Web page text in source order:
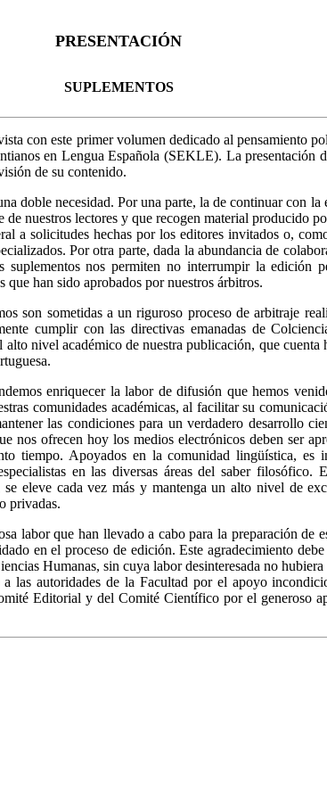
PRESENTACIÓN
SUPLEMENTOS
con este primer volumen dedicado al pensamiento
en Lengua Española (SEKLE). La presentación
de su contenido.
doble necesidad. Por una parte, la de continuar con
nuestros lectores y que recogen material producido
a solicitudes hechas por los editores invitados o,
Por otra parte, dada la abundancia de
suplementos nos permiten no interrumpir la edición
han sido aprobados por nuestros árbitros.
son sometidas a un riguroso proceso de arbitraje
cumplir con las directivas emanadas de
nivel académico de nuestra publicación, que
enriquecer la labor de difusión que hemos
comunidades académicas, al facilitar su
las condiciones para un verdadero desarrollo
nos ofrecen hoy los medios electrónicos deben ser
tiempo. Apoyados en la comunidad lingüística, es
en las diversas áreas del saber filosófico.
eleve cada vez más y mantenga un alto nivel de
privadas.
labor que han llevado a cabo para la preparación de
en el proceso de edición. Este agradecimiento
Humanas, sin cuya labor desinteresada no
las autoridades de la Facultad por el apoyo
Editorial y del Comité Científico por el generoso